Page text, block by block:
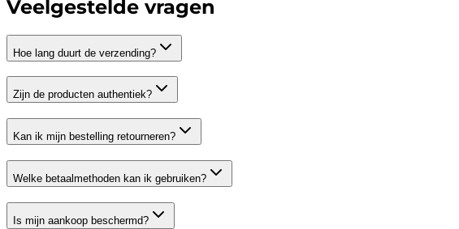
Veelgestelde vragen
Hoe lang duurt de verzending?
Zijn de producten authentiek?
Kan ik mijn bestelling retourneren?
Welke betaalmethoden kan ik gebruiken?
Is mijn aankoop beschermd?